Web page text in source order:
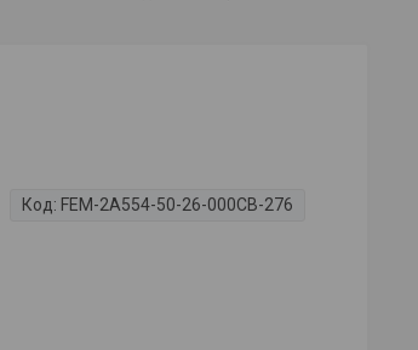
Код: FEM-2A554-50-26-000CB-276